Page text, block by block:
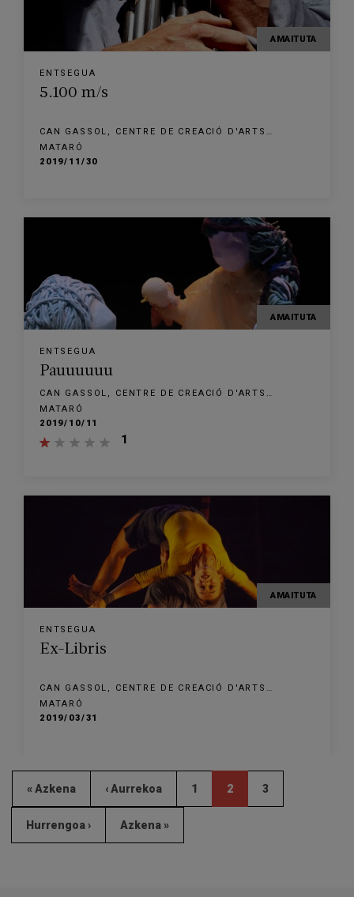
AMAITUTA
ENTSEGUA
5.100 m/s
CAN GASSOL, CENTRE DE CREACIÓ D'ARTS
ESCÈNIQUES
MATARÓ
2019/11/30
AMAITUTA
ENTSEGUA
Pauuuuuu
CAN GASSOL, CENTRE DE CREACIÓ D'ARTS
ESCÈNIQUES
MATARÓ
2019/10/11
1
AMAITUTA
ENTSEGUA
Ex-Libris
CAN GASSOL, CENTRE DE CREACIÓ D'ARTS
ESCÈNIQUES
MATARÓ
2019/03/31
« Azkena ‹ Aurrekoa 1 2 3
Hurrengoa › Azkena »